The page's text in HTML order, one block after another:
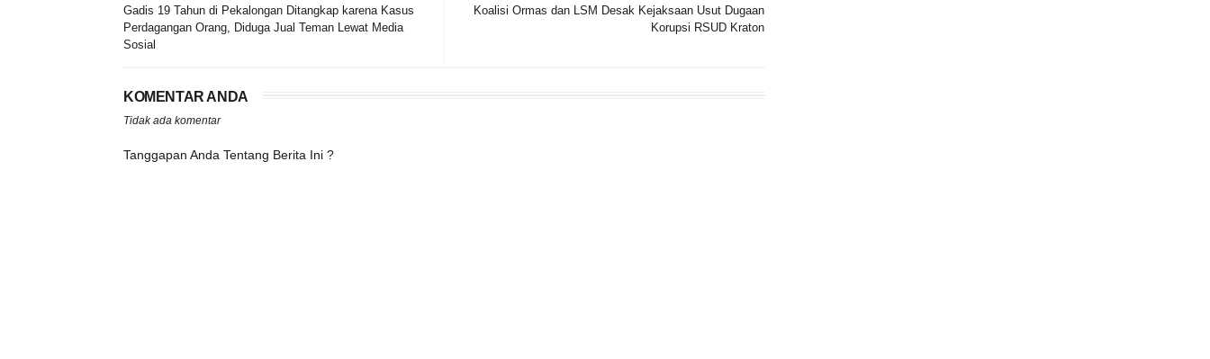
Koalisi Ormas dan LSM Desak Kejaksaan Usut Dugaan
Korupsi RSUD Kraton
Gadis 19 Tahun di Pekalongan Ditangkap karena Kasus
Perdagangan Orang, Diduga Jual Teman Lewat Media
Sosial
KOMENTAR ANDA
Tidak ada komentar
Tanggapan Anda Tentang Berita Ini ?